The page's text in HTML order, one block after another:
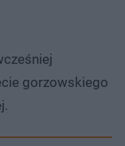
gorzowskiego